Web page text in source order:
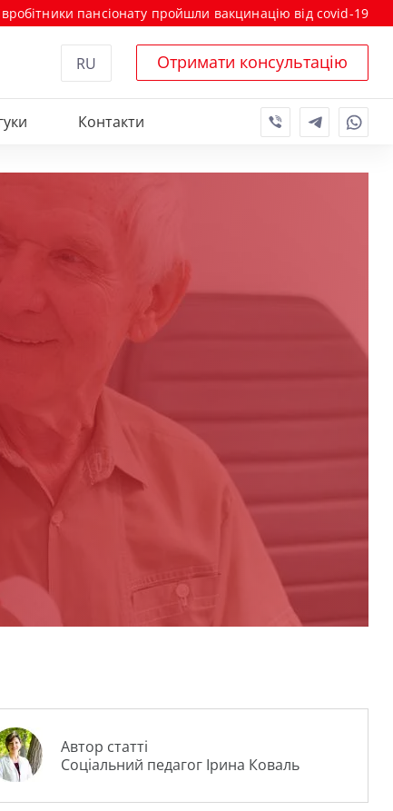
пансіонату пройшли вакцинацію від covid-19
RU Отримати консультацію
Контакти
Автор статті
Соціальний педагог Ірина Коваль